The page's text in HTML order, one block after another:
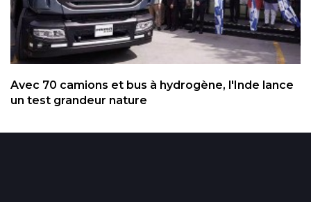
Avec 70 camions et bus à hydrogène, l'Inde lance
un test grandeur nature